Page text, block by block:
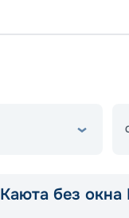
Каюта без окна